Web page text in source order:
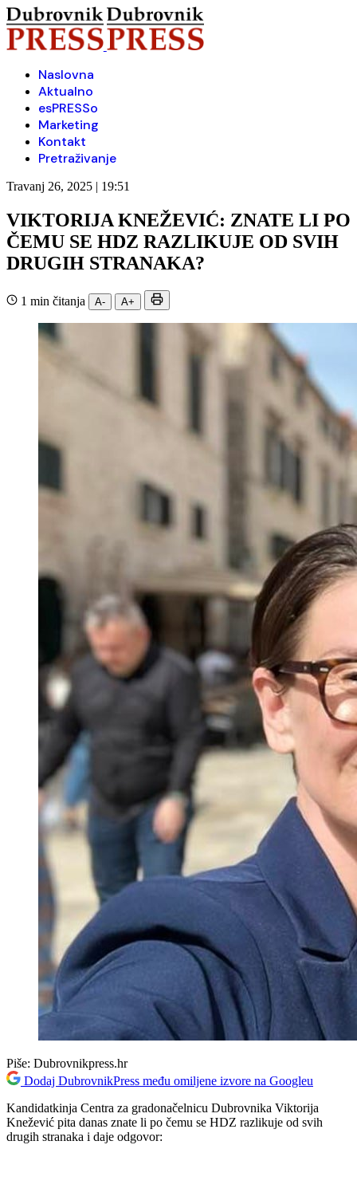
Naslovna
Aktualno
esPRESSo
Marketing
Kontakt
Pretraživanje
Travanj 26, 2025 | 19:51
VIKTORIJA KNEŽEVIĆ: ZNATE LI PO
ČEMU SE HDZ RAZLIKUJE OD SVIH
DRUGIH STRANAKA?
1 min čitanja A- A+
Piše: Dubrovnikpress.hr
Dodaj DubrovnikPress među omiljene izvore na Googleu
Kandidatkinja Centra za gradonačelnicu Dubrovnika Viktorija
Knežević pita danas znate li po čemu se HDZ razlikuje od svih
drugih stranaka i daje odgovor: